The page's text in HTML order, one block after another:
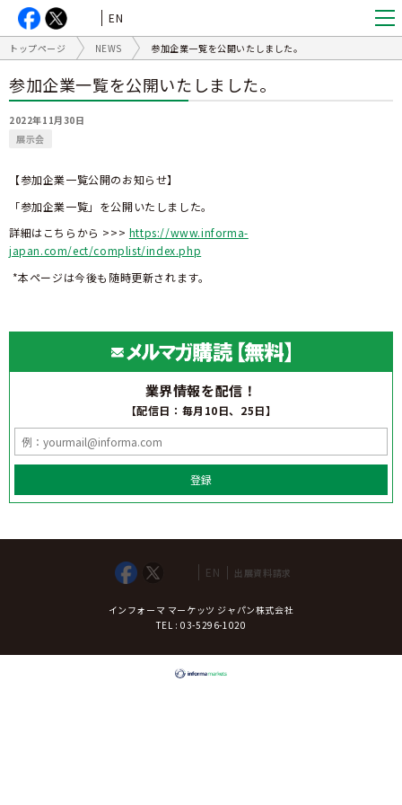
EN
トップページ NEWS 参加企業一覧を公開いたしました。
参加企業一覧を公開いたしました。
2022年11月30日
展示会
【参加企業一覧公開のお知らせ】
「参加企業一覧」を公開いたしました。
詳細はこちらから >>> https://www.informa-
japan.com/ect/complist/index.php
*本ページは今後も随時更新されます。
業界情報を配信！
【配信日：毎月10日、25日】
登録
EN 出展資料請求
インフォーマ マーケッツ ジャパン株式会社
TEL : 03-5296-1020